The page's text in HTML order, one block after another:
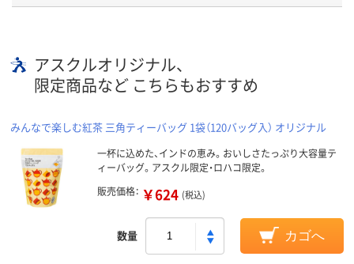
アスクルオリジナル、
限定商品など こちらもおすすめ
みんなで楽しむ紅茶 三角ティーバッグ 1袋（120バッグ入） オリジナル
一杯に込めた、インドの恵み。おいしさたっぷり大容量テ
ィーバッグ。アスクル限定・ロハコ限定。
販売価格： ￥624 (税込)
数量 カゴへ